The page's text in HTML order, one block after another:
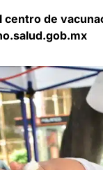
centro de